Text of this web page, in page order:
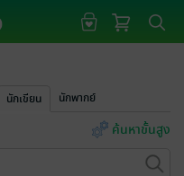
นักเขียน นักพากย์
ค้นหาขั้นสูง